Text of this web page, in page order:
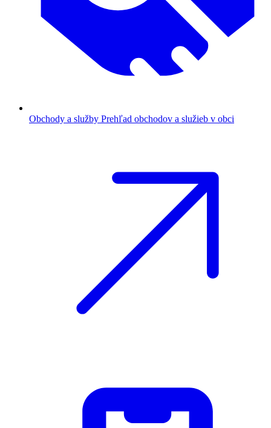
Obchody a služby Prehľad obchodov a služieb v obci